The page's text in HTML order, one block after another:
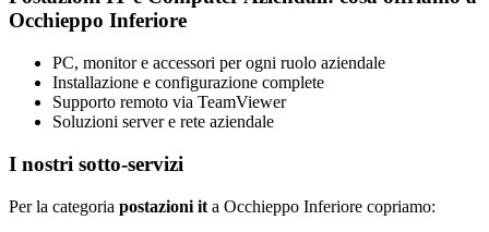
Occhieppo Inferiore
PC, monitor e accessori per ogni ruolo aziendale
Installazione e configurazione complete
Supporto remoto via TeamViewer
Soluzioni server e rete aziendale
I nostri sotto-servizi
Per la categoria postazioni it a Occhieppo Inferiore copriamo: